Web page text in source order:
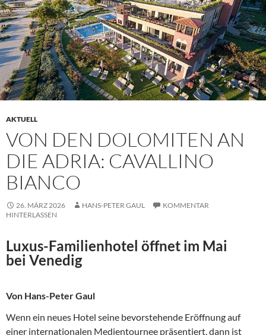
AKTUELL
VON DEN DOLOMITEN AN
DIE ADRIA: CAVALLINO
BIANCO
26. MÄRZ 2026 HANS-PETER GAUL
KOMMENTAR
HINTERLASSEN
Luxus-Familienhotel öffnet im Mai
bei Venedig
Von Hans-Peter Gaul
Wenn ein neues Hotel seine bevorstehende Eröffnung auf
einer internationalen Medientournee präsentiert, dann ist